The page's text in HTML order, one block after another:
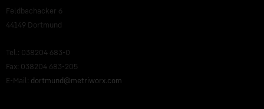
Feldbachacker 6
44149 Dortmund
Tel.: 038204 683-0
Fax: 038204 683-205
E-Mail: dortmund@metriworx.com